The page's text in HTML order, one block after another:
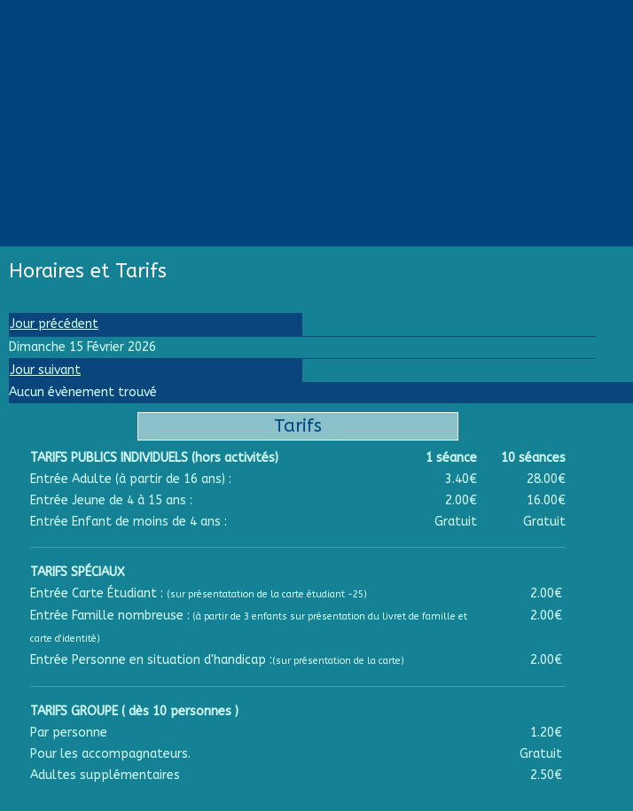
Horaires et Tarifs
Jour précédent
Dimanche 15 Février 2026
Jour suivant
Aucun évènement trouvé
Tarifs
TARIFS PUBLICS INDIVIDUELS (hors activités) 1 séance
10 séances
Entrée Adulte (à partir de 16 ans) :
3.40€
28.00€
Entrée Jeune de 4 à 15 ans :
2.00€
16.00€
Entrée Enfant de moins de 4 ans :
Gratuit Gratuit
TARIFS SPÉCIAUX
Entrée Carte Étudiant : (sur présentatation de la carte étudiant -25)
2.00€
Entrée Famille nombreuse : (à partir de 3 enfants sur présentation du livret de famille et
carte d'identité)
2.00€
Entrée Personne en situation d'handicap :(sur présentation de la carte) 2.00€
TARIFS GROUPE ( dès 10 personnes )
Par personne
1.20€
Pour les accompagnateurs.
Gratuit
Adultes supplémentaires
2.50€